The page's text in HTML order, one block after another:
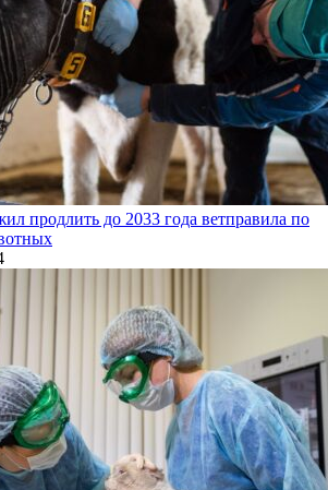
продлить до 2033 года ветправила по